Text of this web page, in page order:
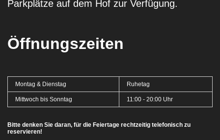
Parkplätze auf dem Hof zur Verfügung.
Öffnungszeiten
Montag & Dienstag Ruhetag
Mittwoch bis Sonntag 11:00 - 20:00 Uhr
Bitte denken Sie daran, für die Feiertage rechtzeitig telefonisch zu
reservieren!